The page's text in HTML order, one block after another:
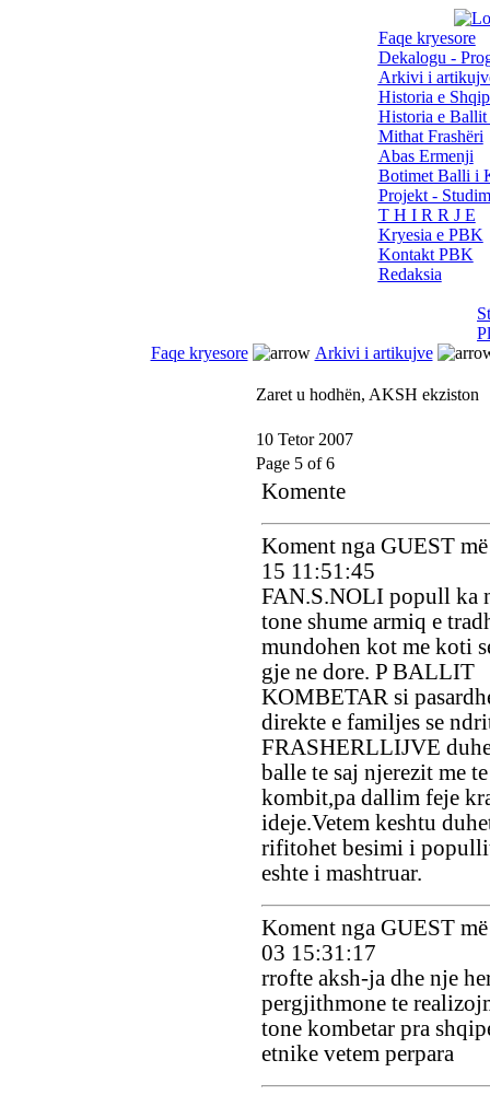
Faqe kryesore
Dekalogu -
Arkivi i
Historia e
Historia e Ballit
Mithat Frashëri
Abas Ermenji
Botimet Balli i
Projekt -
T H I R R J E
Kryesia e PBK
Kontakt PBK
Redaksia
Faqe kryesore
Arkivi i artikujve
Zaret u hodhën, AKSH ekziston
10 Tetor 2007
Page 5 of 6
Komente
Koment nga GUEST
15 11:51:45
FAN.S.NOLI popull ka
tone shume armiq e
mundohen kot me koti
gje ne dore. P BALLIT
KOMBETAR si
direkte e familjes se
FRASHERLLIJVE
balle te saj njerezit me
kombit,pa dallim feje
ideje.Vetem keshtu
rifitohet besimi i
eshte i mashtruar.
Koment nga GUEST
03 15:31:17
rrofte aksh-ja dhe nje
pergjithmone te
tone kombetar pra
etnike vetem perpara